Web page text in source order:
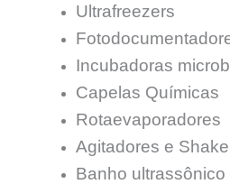
Ultrafreezers
Incubadoras
Capelas Químicas
Rotaevaporadores
Agitadores e
Banho ultrassônico